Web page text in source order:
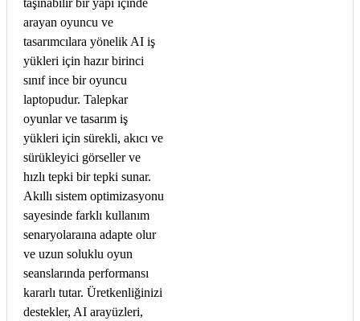
taşınabilir bir yapı içinde
arayan oyuncu ve
tasarımcılara yönelik AI iş
yükleri için hazır birinci
sınıf ince bir oyuncu
laptopudur. Talepkar
oyunlar ve tasarım iş
yükleri için sürekli, akıcı ve
sürükleyici görseller ve
hızlı tepki bir tepki sunar.
Akıllı sistem optimizasyonu
sayesinde farklı kullanım
senaryolaraına adapte olur
ve uzun soluklu oyun
seanslarında performansı
kararlı tutar. Üretkenliğinizi
destekler, AI arayüzleri,